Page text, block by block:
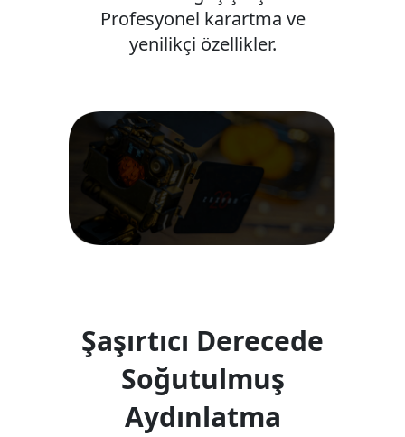
Profesyonel karartma ve
yenilikçi özellikler.
Şaşırtıcı Derecede
Soğutulmuş
Aydınlatma